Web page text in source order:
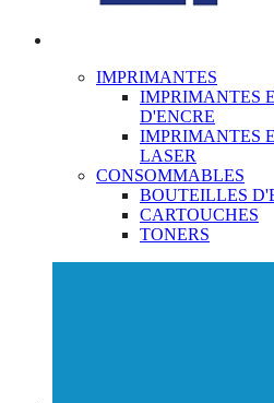
IMPRIMANTES
IMPRIMANTES
D'ENCRE
IMPRIMANTES
LASER
CONSOMMABLES
BOUTEILLES
CARTOUCHES
TONERS